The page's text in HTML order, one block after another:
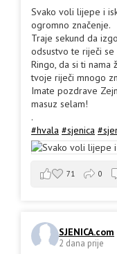
Svako voli lijepe i
ogromno značenje.
Traje sekund da
odsustvo te riječi
Ringo, da si ti nama
tvoje riječi mnogo
Imate pozdrave
masuz selam!
.
#hvala #sjenica
71 0
SJENICA.com
2 dana prije